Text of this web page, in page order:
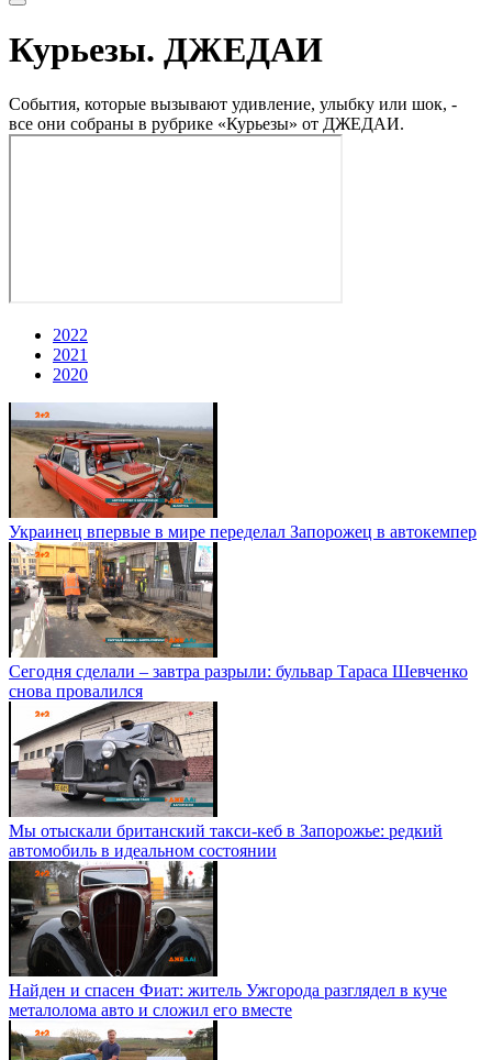
Курьезы. ДЖЕДАИ
События, которые вызывают удивление, улыбку или шок, -
все они собраны в рубрике «Курьезы» от ДЖЕДАИ.
2022
2021
2020
Украинец впервые в мире переделал Запорожец в автокемпер
Сегодня сделали – завтра разрыли: бульвар Тараса Шевченко
снова провалился
Мы отыскали британский такси-кеб в Запорожье: редкий
автомобиль в идеальном состоянии
Найден и спасен Фиат: житель Ужгорода разглядел в куче
металолома авто и сложил его вместе